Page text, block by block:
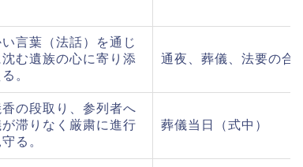
言葉（法話）を通じ
む遺族の心に寄り添
。
通夜、葬儀、法要の合間
の段取り、参列者へ
滞りなく厳粛に進行
る。
葬儀当日（式中）